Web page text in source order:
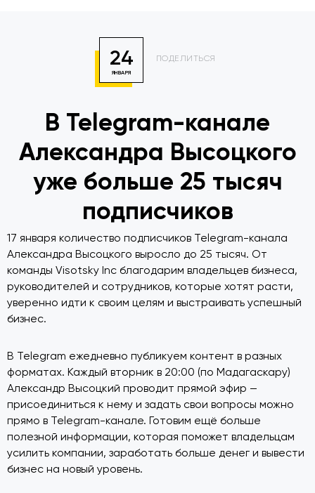
24
ЯНВАРЯ
ПОДЕЛИТЬСЯ
В Telegram-канале
Александра Высоцкого
уже больше 25 тысяч
подписчиков
17 января количество подписчиков Telegram-канала
Александра Высоцкого выросло до 25 тысяч. От
команды Visotsky Inc благодарим владельцев бизнеса,
руководителей и сотрудников, которые хотят расти,
уверенно идти к своим целям и выстраивать успешный
бизнес.
В Telegram ежедневно публикуем контент в разных
форматах. Каждый вторник в 20:00 (по Мадагаскару)
Александр Высоцкий проводит прямой эфир —
присоединиться к нему и задать свои вопросы можно
прямо в Telegram-канале. Готовим ещё больше
полезной информации, которая поможет владельцам
усилить компании, заработать больше денег и вывести
бизнес на новый уровень.